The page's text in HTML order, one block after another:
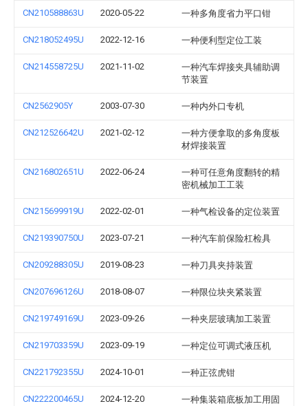
CN210588863U 2020-05-22 一种多角度省力平口钳
CN218052495U 2022-12-16 一种便利型定位工装
CN214558725U 2021-11-02
一种汽车焊接夹具辅助调
节装置
CN2562905Y 2003-07-30 一种内外口专机
CN212526642U 2021-02-12
一种方便拿取的多角度板
材焊接装置
CN216802651U 2022-06-24
一种可任意角度翻转的精
密机械加工工装
CN215699919U 2022-02-01 一种气检设备的定位装置
CN219390750U 2023-07-21 一种汽车前保险杠检具
CN209288305U 2019-08-23 一种刀具夹持装置
CN207696126U 2018-08-07 一种限位块夹紧装置
CN219749169U 2023-09-26 一种夹层玻璃加工装置
CN219703359U 2023-09-19 一种定位可调式液压机
CN221792355U 2024-10-01 一种正弦虎钳
CN222200465U 2024-12-20
一种集装箱底板加工用固